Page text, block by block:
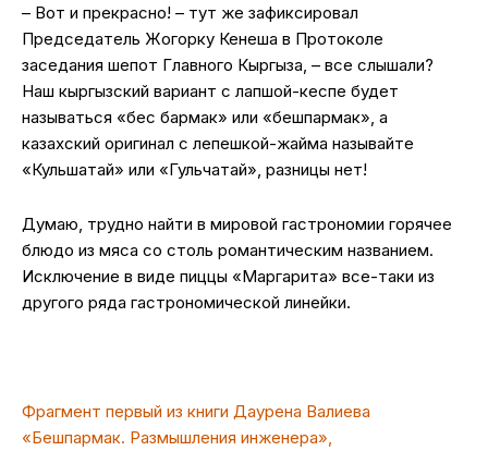
– Вот и прекрасно! – тут же зафиксировал
Председатель Жогорку Кенеша в Протоколе
заседания шепот Главного Кыргыза, – все слышали?
Наш кыргызский вариант с лапшой-кеспе будет
называться «бес бармак» или «бешпармак», а
казахский оригинал с лепешкой-жайма называйте
«Кульшатай» или «Гульчатай», разницы нет!
Думаю, трудно найти в мировой гастрономии горячее
блюдо из мяса со столь романтическим названием.
Исключение в виде пиццы «Маргарита» все-таки из
другого ряда гастрономической линейки.
Фрагмент первый из книги Даурена Валиева
«Бешпармак. Размышления инженера»,